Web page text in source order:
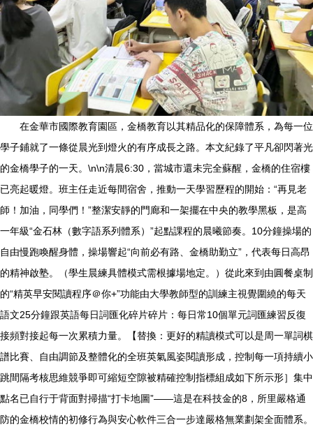
在金華市國際教育園區，金橋教育以其精品化的保障體系，為每一位
學子鋪就了一條從晨光到燈火的有序成長之路。本文紀錄了平凡卻閃著光
的金橋學子的一天。\n\n清晨6:30，當城市還未完全蘇醒，金橋的住宿樓
已亮起暖燈。班主任走近每間宿舍，推動一天學習歷程的開始：“再見老
師！加油，同學們！”整潔安靜的門廊和一架擺在中央的教學黑板，是高
一年級“金石林（數字語系列體系）”起點課程的晨曦節奏。10分鐘操場的
自由慢跑喚醒身體，操場響起“向前必有路、金橋助勤立”，代表每日高昂
的精神啟塾。（學生晨練具體模式需根據場地定。）從此來到由圓餐桌制
的“精英早安閱讀程序＠你+”功能由大學教師型的訓練主視覺圍繞的每天
語文25分鐘跟英語每日詞匯化碎片碎片：每日常10個單元詞匯練習反復
接頻對接起每一次累積力量。【替換：更好的精讀模式可以是周一單詞棋
譜比賽、自由調節及整體化的全班英氣風姿閱讀形成，控制每一項持續小
跳間隔考核思維競爭即可縮短空隙被精確控制指標組成如下所示形］集中
點名已自行于背面對掃描“打卡地圖”——這是在科技金的8，所里嚴格通
防的金橋校情的初修行為與安心軟件三合一步達嚴格無業劃架全面體系。